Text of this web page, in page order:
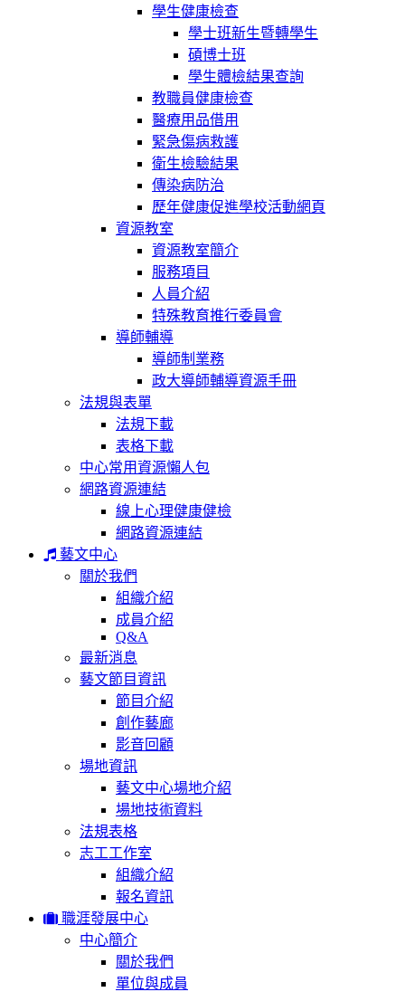
學生健康檢查
學士班新生暨轉學生
碩博士班
學生體檢結果查詢
教職員健康檢查
醫療用品借用
緊急傷病救護
衛生檢驗結果
傳染病防治
歷年健康促進學校活動網頁
資源教室
資源教室簡介
服務項目
人員介紹
特殊教育推行委員會
導師輔導
導師制業務
政大導師輔導資源手冊
法規與表單
法規下載
表格下載
中心常用資源懶人包
網路資源連結
線上心理健康健檢
網路資源連結
藝文中心
關於我們
組織介紹
成員介紹
Q&A
最新消息
藝文節目資訊
節目介紹
創作藝廊
影音回顧
場地資訊
藝文中心場地介紹
場地技術資料
法規表格
志工工作室
組織介紹
報名資訊
職涯發展中心
中心簡介
關於我們
單位與成員